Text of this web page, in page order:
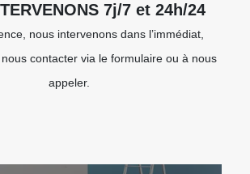
7j/7 et 24h/24
nous intervenons dans l’immédiat,
nous contacter via le formulaire ou à nous
appeler.